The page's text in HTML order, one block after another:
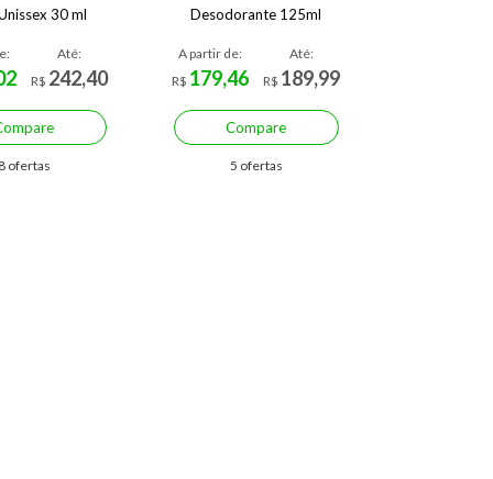
30 ml
Até:
R$ 242,40
8 ofertas
Desodorante 125ml
A partir de:
R$ 179,46
Até:
R$ 189,99
Compare
5 ofertas